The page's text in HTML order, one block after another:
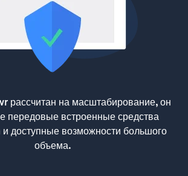
рассчитан на масштабирование, он
передовые встроенные средства
и доступные возможности большого
объема.